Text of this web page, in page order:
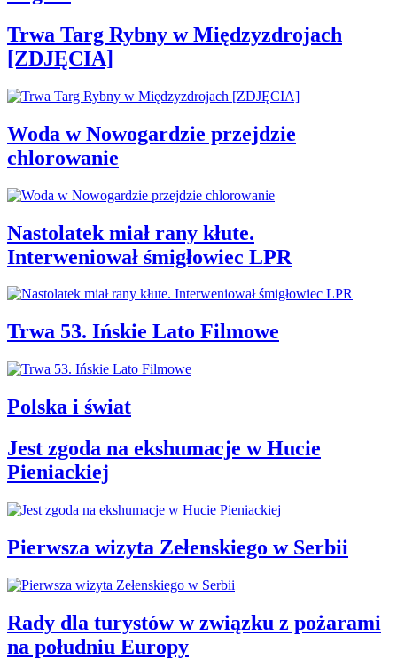
Trwa Targ Rybny w Międzyzdrojach
[ZDJĘCIA]
Woda w Nowogardzie przejdzie
chlorowanie
Nastolatek miał rany kłute.
Interweniował śmigłowiec LPR
Trwa 53. Ińskie Lato Filmowe
Polska i świat
Jest zgoda na ekshumacje w Hucie
Pieniackiej
Pierwsza wizyta Zełenskiego w Serbii
Rady dla turystów w związku z pożarami
na południu Europy